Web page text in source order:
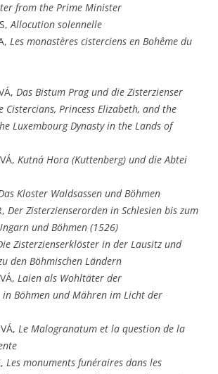
from the Prime Minister
Allocution solennelle
Les monastères cisterciens en Bohême du
Das Bistum Prag und die Zisterzienser
Cistercians, Princess Elizabeth, and the
Luxembourg Dynasty in the Lands of
Kutná Hora (Kuttenberg) und die Abtei
Kloster Waldsassen und Böhmen
Der Zisterzienserorden in Schlesien bis zum
und Böhmen (1526)
Zisterzienserklöster in der Lausitz und
den Böhmischen Ländern
Laien als Wohltäter der
in Böhmen und Mähren im Licht der
Le Malogranatum et la question de la
Les monuments funéraires dans les